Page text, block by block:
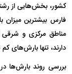
کشور، بخش‌هایی از
فارس بیشترین میزان
مناطق مرکزی و شرقی
دارند، تنها بارش‌های
بررسی روند بارش‌ها